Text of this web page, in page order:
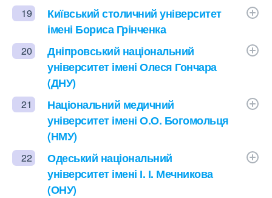
19
Київський столичний університет
імені Бориса Грінченка
20
Дніпровський національний
університет імені Олеся Гончара
(ДНУ)
21
Національний медичний
університет імені О.О. Богомольця
(НМУ)
22
Одеський національний
університет імені І. І. Мечникова
(ОНУ)